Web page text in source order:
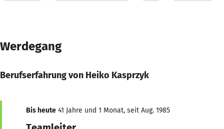
Werdegang
Berufserfahrung von Heiko Kasprzyk
Bis heute 41 Jahre und 1 Monat, seit Aug. 1985